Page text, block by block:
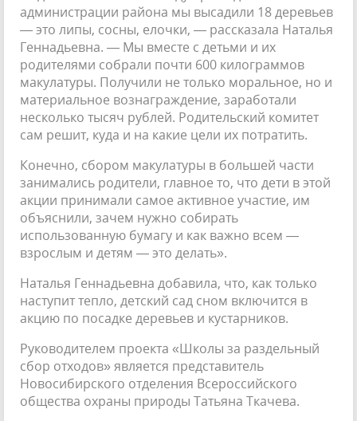
администрации райо­на мы высадили 18 деревьев
— это липы, сосны, елочки, — рассказала Наталья
Геннадьевна. — Мы вместе с детьми и их
родителями собрали почти 600 килограммов
макулату­ры. Получили не только моральное, но и
материальное вознаграждение, заработали
несколько тысяч рублей. Родительский комитет
сам решит, куда и на какие цели их потратить.
Конечно, сбором макулатуры в большей части
занимались роди­тели, главное то, что дети в этой
акции принимали самое активное участие, им
объяснили, зачем нуж­но собирать
использованную бума­гу и как важно всем —
взрослым и детям — это делать».
Наталья Геннадьевна добавила, что, как только
наступит тепло, дет­ский сад сном включится в
акцию по посадке деревьев и кустарников.
Руководителем проекта «Школы за раздельный
сбор отходов» явля­ется представитель
Новосибирского отделения Всероссийского
общества охраны природы Татьяна Ткачева.